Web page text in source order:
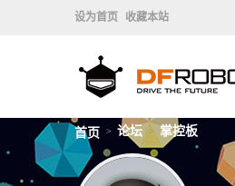
设为首页 收藏本站
首页 > 论坛 > 掌控板